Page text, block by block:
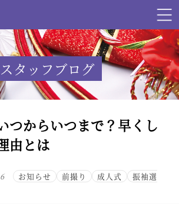
スタッフブログ
つからいつまで？早くし
由とは
お知らせ 前撮り 成人式
振袖選